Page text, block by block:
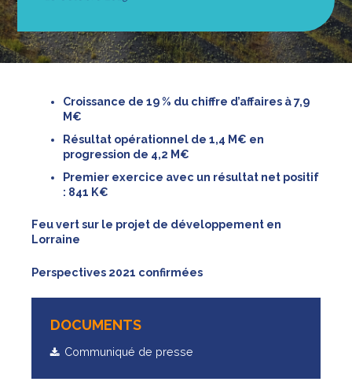
Croissance de 19 % du chiffre d’affaires à 7,9
M€
Résultat opérationnel de 1,4 M€ en
progression de 4,2 M€
Premier exercice avec un résultat net positif
: 841 K€
Feu vert sur le projet de développement en
Lorraine
Perspectives 2021 confirmées
DOCUMENTS
Communiqué de presse